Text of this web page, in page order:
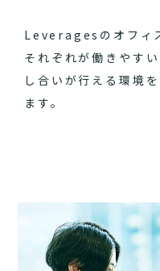
Leveragesのオフィ
それぞれが働きやす
し合いが行える環境
ます。